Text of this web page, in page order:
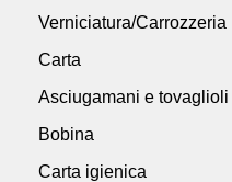
Verniciatura/Carrozzeria
Carta
Asciugamani e tovaglioli
Bobina
Carta igienica